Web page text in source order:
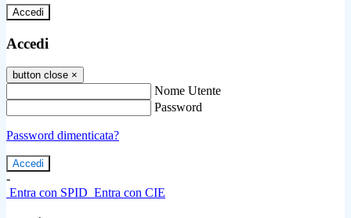
Accedi
Accedi
button close ×
Nome Utente
Password
Password dimenticata?
-
Entra con SPID Entra con CIE